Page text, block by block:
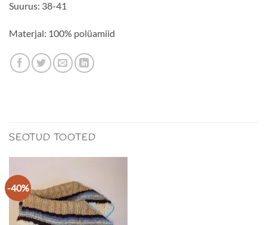
Suurus: 38-41
Materjal: 100% polüamiid
SEOTUD TOOTED
-40%